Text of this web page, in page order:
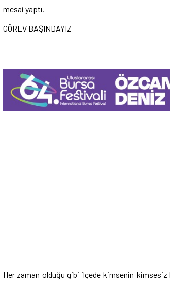
mesai yaptı.
GÖREV BAŞINDAYIZ
Her zaman olduğu gibi ilçede kimsenin kimsesiz